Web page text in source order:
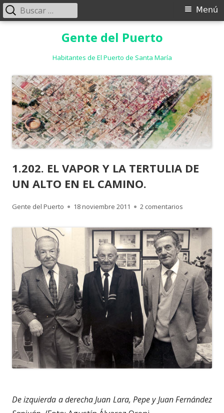
Gente del Puerto
Habitantes de El Puerto de Santa María
Menú
Menú
Buscar:
1.202. EL VAPOR Y LA TERTULIA DE
UN ALTO EN EL CAMINO.
Autor
Gente del Puerto
Publicado
18 noviembre 2011 2 comentarios
De izquierda a derecha Juan Lara, Pepe y Juan Fernández